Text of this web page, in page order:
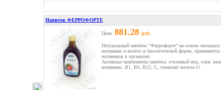
Напиток ФЕРРОФОРТЕ
Цена: 881.28 руб.
Натуральный напиток "Феррофорте" на основе
витамины и железо в биологической форме,
витаминов в организме.
Активные компоненты напитка: пчелиный мед, соки:
витамины: В1, В6, В12, С; глюконат железа-11.